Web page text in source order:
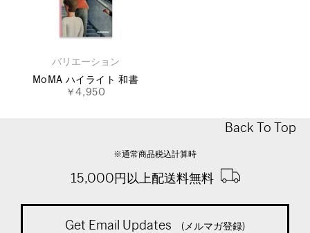
バリエーション
MoMA ハイライト 和書
￥4,950
Back To Top
※通常商品税込計算時
15,000円以上配送料無料
Get Email Updates (メルマガ登録)